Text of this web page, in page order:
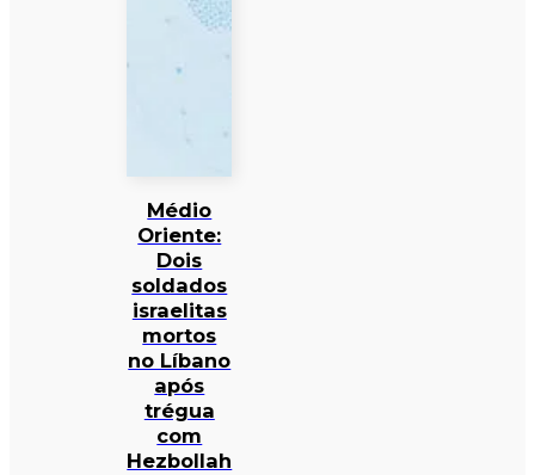
Médio
Oriente:
Dois
soldados
israelitas
mortos
no Líbano
após
trégua
com
Hezbollah